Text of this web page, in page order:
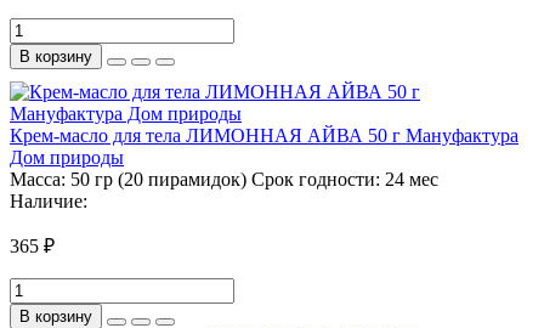
В корзину
Крем-масло для тела ЛИМОННАЯ АЙВА 50 г Мануфактура
Дом природы
Масса: 50 гр (20 пирамидок) Срок годности: 24 мес
Наличие:
365 ₽
В корзину